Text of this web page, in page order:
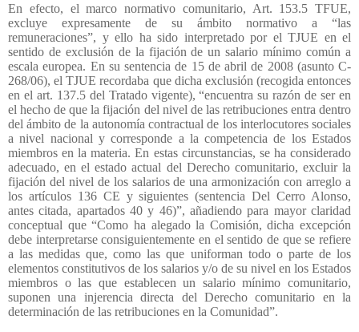
En efecto, el marco normativo comunitario, Art. 153.5 TFUE,
excluye expresamente de su ámbito normativo a “las
remuneraciones”, y ello ha sido interpretado por el TJUE en el
sentido de exclusión de la fijación de un salario mínimo común a
escala europea. En su sentencia de 15 de abril de 2008 (asunto C-
268/06), el TJUE recordaba que dicha exclusión (recogida entonces
en el art. 137.5 del Tratado vigente), “encuentra su razón de ser en
el hecho de que la fijación del nivel de las retribuciones entra dentro
del ámbito de la autonomía contractual de los interlocutores sociales
a nivel nacional y corresponde a la competencia de los Estados
miembros en la materia. En estas circunstancias, se ha considerado
adecuado, en el estado actual del Derecho comunitario, excluir la
fijación del nivel de los salarios de una armonización con arreglo a
los artículos 136 CE y siguientes (sentencia Del Cerro Alonso,
antes citada, apartados 40 y 46)”, añadiendo para mayor claridad
conceptual que “Como ha alegado la Comisión, dicha excepción
debe interpretarse consiguientemente en el sentido de que se refiere
a las medidas que, como las que uniforman todo o parte de los
elementos constitutivos de los salarios y/o de su nivel en los Estados
miembros o las que establecen un salario mínimo comunitario,
suponen una injerencia directa del Derecho comunitario en la
determinación de las retribuciones en la Comunidad”.